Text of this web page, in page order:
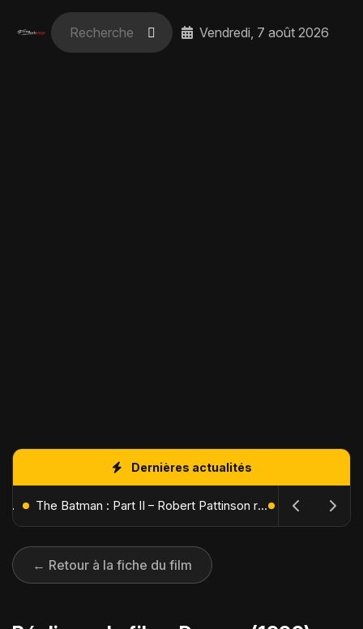
Vendredi, 7 août 2026
Dernières actualités
L'Âge de Glace : Le Réveil du Volcan – Manny, Sid et Diego de retour pour une aventure explosive The Batman : Part II – Robert Pattinson replonge dans les ténèbres de Gotham dès octobre 2027
← Retour à la fiche du film